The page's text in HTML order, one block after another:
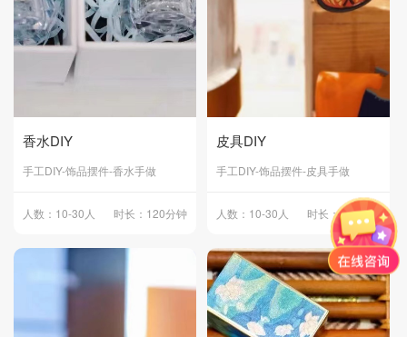
香水DIY
手工DIY-饰品摆件-香水手做
人数：10-30人 时长：120分钟
皮具DIY
手工DIY-饰品摆件-皮具手做
人数：10-30人 时长：120分钟